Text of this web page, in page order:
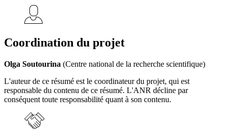
Coordination du projet
Olga Soutourina (Centre national de la recherche scientifique)
L'auteur de ce résumé est le coordinateur du projet, qui est
responsable du contenu de ce résumé. L'ANR décline par
conséquent toute responsabilité quant à son contenu.